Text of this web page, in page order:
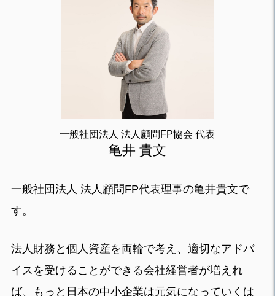
一般社団法人 法人顧問FP協会 代表
亀井 貴文
一般社団法人 法人顧問FP代表理事の亀井貴文で
す。
法人財務と個人資産を両輪で考え、適切なアドバ
イスを受けることができる会社経営者が増えれ
ば、もっと日本の中小企業は元気になっていくは